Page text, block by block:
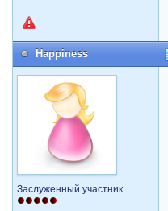
Happiness
Заслуженный участник